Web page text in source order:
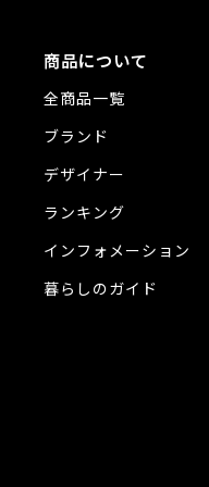
商品について
全商品一覧
ブランド
デザイナー
ランキング
インフォメーション
暮らしのガイド